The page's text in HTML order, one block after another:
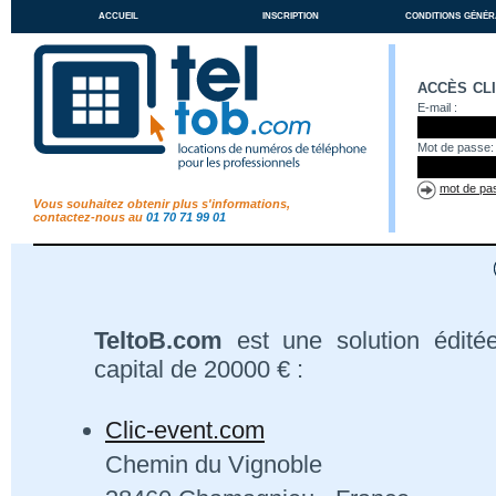
accueil inscription conditions
Vous souhaitez obtenir plus s'informations,
contactez-nous au 01 70 71 99 01
accès
E-mail :
Mot de passe:
mot de
TeltoB.com est une solution
capital de 20000 € :
Clic-event.com
Chemin du Vignoble